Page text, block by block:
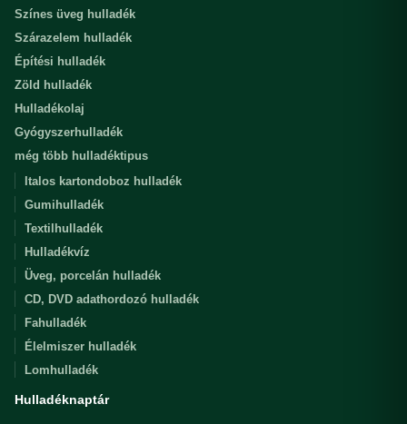
Színes üveg hulladék
Szárazelem hulladék
Építési hulladék
Zöld hulladék
Hulladékolaj
Gyógyszerhulladék
még több hulladéktipus
Italos kartondoboz hulladék
Gumihulladék
Textilhulladék
Hulladékvíz
Üveg, porcelán hulladék
CD, DVD adathordozó hulladék
Fahulladék
Élelmiszer hulladék
Lomhulladék
Hulladéknaptár